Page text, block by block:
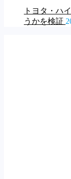
トヨタ・ハ
うかを検証